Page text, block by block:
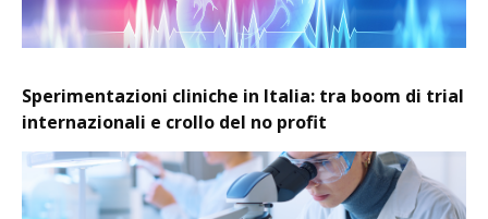
Sperimentazioni cliniche in Italia: tra boom di trial
internazionali e crollo del no profit